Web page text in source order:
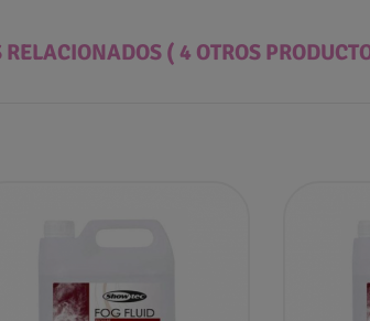
RELACIONADOS ( 4 OTROS